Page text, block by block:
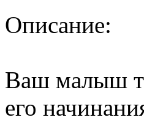
Описание:
Ваш малыш
его